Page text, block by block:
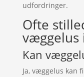
udfordringer.
Ofte
væggelus
Kan
Ja, væggelus kan